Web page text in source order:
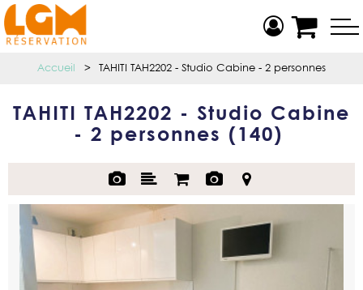
Accueil > TAHITI TAH2202 - Studio Cabine - 2 personnes
TAHITI TAH2202 - Studio Cabine
- 2 personnes ( 140 )